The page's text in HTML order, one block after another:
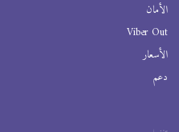
الأمان
Viber Out
الأسعار
دعم